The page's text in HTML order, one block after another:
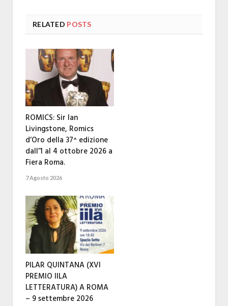
RELATED POSTS
ROMICS: Sir Ian
Livingstone, Romics
d’Oro della 37^ edizione
dall’1 al 4 ottobre 2026 a
Fiera Roma.
7 Agosto 2026
PILAR QUINTANA (XVI
PREMIO IILA
LETTERATURA) A ROMA
– 9 settembre 2026